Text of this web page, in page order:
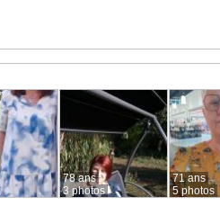
78 ans
3 photos
71 ans
5 photos